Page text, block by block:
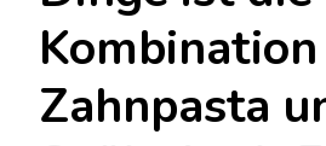
Zahnpasta